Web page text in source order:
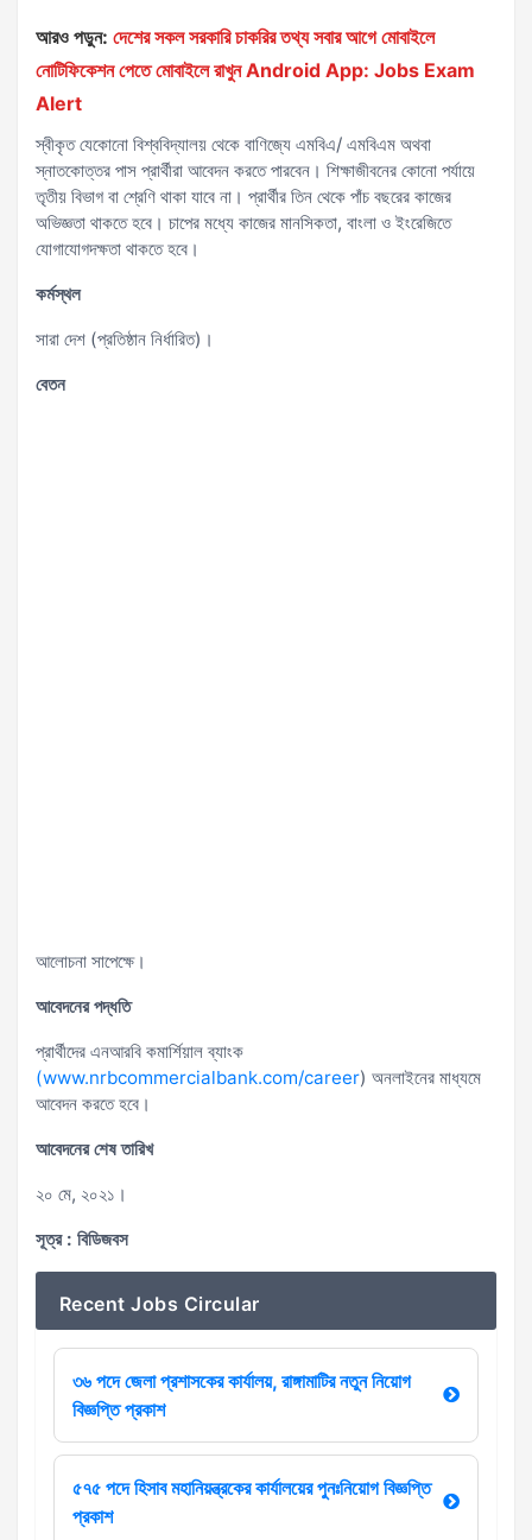
আরও পড়ুন: দেশের সকল সরকারি চাকরির তথ্য সবার আগে মোবাইলে
নোটিফিকেশন পেতে মোবাইলে রাখুন Android App: Jobs Exam
Alert
স্বীকৃত যেকোনো বিশ্ববিদ্যালয় থেকে বাণিজ্যে এমবিএ/ এমবিএম অথবা
স্নাতকোত্তর পাস প্রার্থীরা আবেদন করতে পারবেন। শিক্ষাজীবনের কোনো পর্যায়ে
তৃতীয় বিভাগ বা শ্রেণি থাকা যাবে না। প্রার্থীর তিন থেকে পাঁচ বছরের কাজের
অভিজ্ঞতা থাকতে হবে। চাপের মধ্যে কাজের মানসিকতা, বাংলা ও ইংরেজিতে
যোগাযোগদক্ষতা থাকতে হবে।
কর্মস্থল
সারা দেশ (প্রতিষ্ঠান নির্ধারিত)।
বেতন
আলোচনা সাপেক্ষে।
আবেদনের পদ্ধতি
প্রার্থীদের এনআরবি কমার্শিয়াল ব্যাংক
(www.nrbcommercialbank.com/career) অনলাইনের মাধ্যমে
আবেদন করতে হবে।
আবেদনের শেষ তারিখ
২০ মে, ২০২১।
সূত্র : বিডিজবস
Recent Jobs Circular
৩৬ পদে জেলা প্রশাসকের কার্যালয়, রাঙ্গামাটির নতুন নিয়োগ
বিজ্ঞপ্তি প্রকাশ
৫৭৫ পদে হিসাব মহানিয়ন্ত্রকের কার্যালয়ের পুনঃনিয়োগ বিজ্ঞপ্তি
প্রকাশ